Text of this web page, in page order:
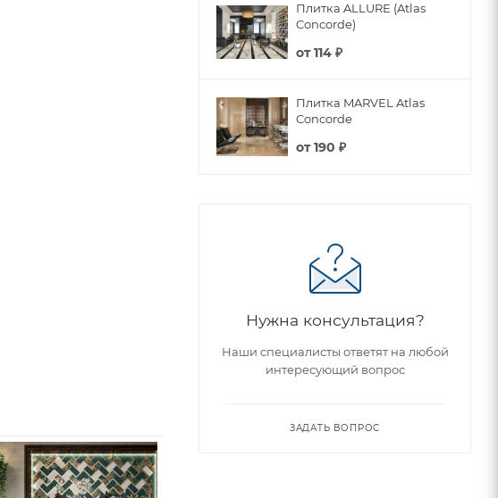
Плитка ALLURE (Atlas
Concorde)
от114 ₽
Плитка MARVEL Atlas
Concorde
от190 ₽
Нужна консультация?
Наши специалисты ответят на любой
интересующий вопрос
ЗАДАТЬ ВОПРОС